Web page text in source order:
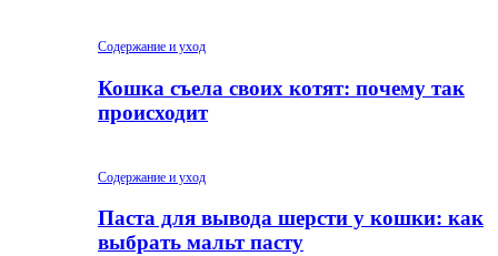
Содержание и уход
Кошка съела своих котят: почему так
происходит
Содержание и уход
Паста для вывода шерсти у кошки: как
выбрать мальт пасту